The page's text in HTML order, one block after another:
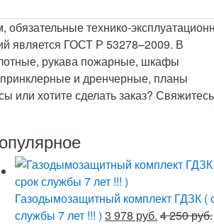
технико-
является ГОСТ Р 53278–2009. В
рукава пожарные, шкафы
и дренчерные, планы
хотите сделать заказ?
Газодымозащитный комплект ГДЗК (
службы 7 лет !!! ) 3 978 руб. 4 250 руб.